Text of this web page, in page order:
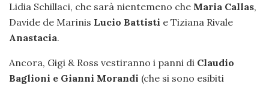
Lidia Schillaci, che sarà nientemeno che Maria Callas,
Davide de Marinis Lucio Battisti e Tiziana Rivale
Anastacia.
Ancora, Gigi & Ross vestiranno i panni di Claudio
Baglioni e Gianni Morandi (che si sono esibiti